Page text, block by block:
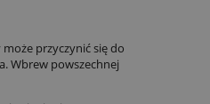
przyczynić się do
Wbrew powszechnej